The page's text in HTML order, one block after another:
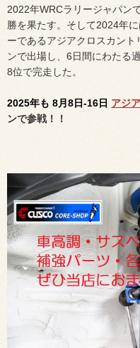
2022年WRCラリージャパン
勝を果たす。そして2024年
ーであるアジアクロスカント
ンで出場し、6日間にわたる
8位で完走した。
2025年も 8月8日-16日 アジ
ンで参戦！！